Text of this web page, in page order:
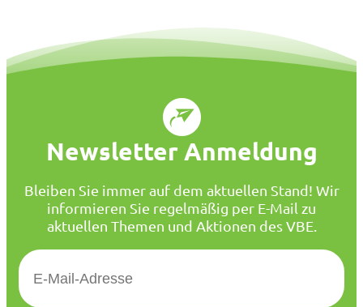
Newsletter Anmeldung
Bleiben Sie immer auf dem aktuellen Stand! Wir
informieren Sie regelmäßig per E-Mail zu
aktuellen Themen und Aktionen des VBE.
E
M